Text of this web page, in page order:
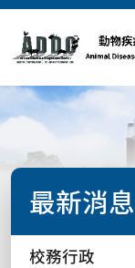
最新消息
校務行政